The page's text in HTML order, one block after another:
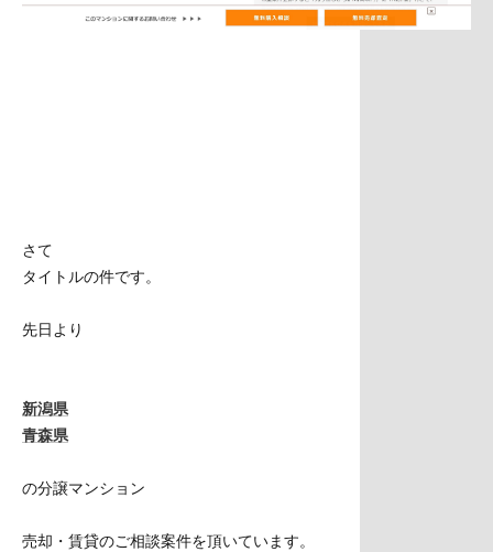
さて
タイトルの件です。
先日より
新潟県
青森県
の分譲マンション
売却・賃貸のご相談案件を頂いています。